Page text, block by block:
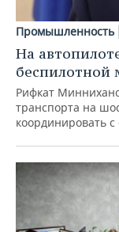
Промышленность
На
беспилотной
Рифкат
транспорта на
координировать